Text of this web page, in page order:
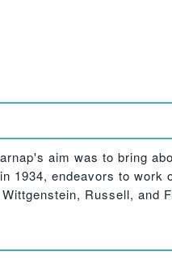
aim was to bring
1934, endeavors to
Russell, and